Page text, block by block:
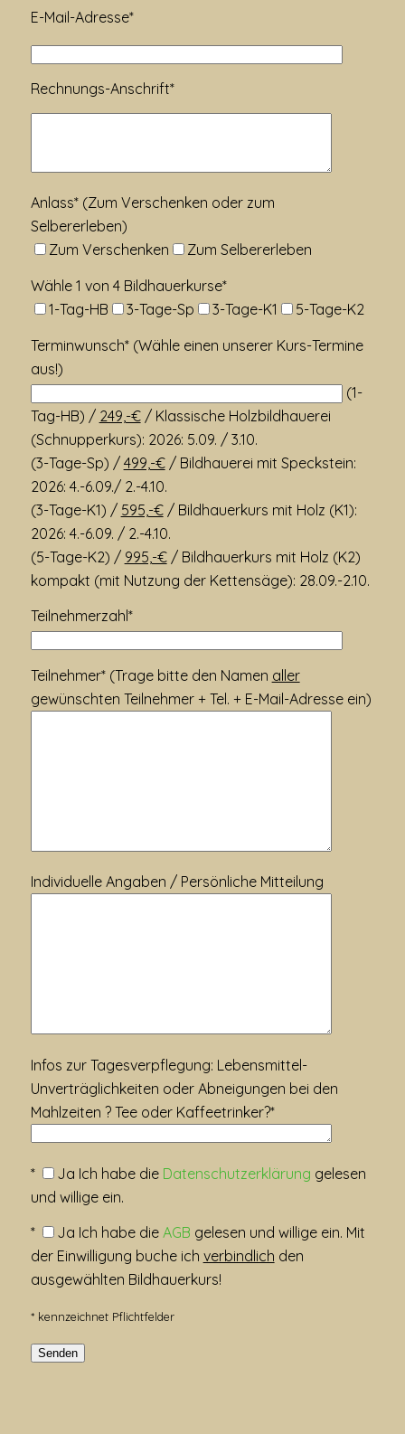
E-Mail-Adresse*
Rechnungs-Anschrift*
Anlass* (Zum Verschenken oder zum
Selbererleben)
Zum Verschenken
Zum Selbererleben
Wähle 1 von 4 Bildhauerkurse*
1-Tag-HB
3-Tage-Sp 3-Tage-K1
5-Tage-K2
Terminwunsch* (Wähle einen unserer Kurs-Termine
aus!)
(1-
Tag-HB) / 249,-€/ Klassische Holzbildhauerei
(Schnupperkurs): 2026: 5.09. / 3.10.
(3-Tage-Sp) / 499,-€/ Bildhauerei mit Speckstein:
2026: 4.-6.09./ 2.-4.10.
(3-Tage-K1) / 595,-€/ Bildhauerkurs mit Holz (K1):
2026: 4.-6.09. / 2.-4.10.
(5-Tage-K2) / 995,-€/ Bildhauerkurs mit Holz (K2)
kompakt (mit Nutzung der Kettensäge): 28.09.-2.10.
Teilnehmerzahl*
Teilnehmer* (Trage bitte den Namen aller
gewünschten Teilnehmer + Tel. + E-Mail-Adresse ein)
Individuelle Angaben / Persönliche Mitteilung
Infos zur Tagesverpflegung: Lebensmittel-
Unverträglichkeiten oder Abneigungen bei den
Mahlzeiten ? Tee oder Kaffeetrinker?*
* Ja Ich habe die Datenschutzerklärung gelesen
und willige ein.
*
Ja Ich habe die AGB gelesen und willige ein. Mit
der Einwilligung buche ich verbindlich den
ausgewählten Bildhauerkurs!
* kennzeichnet Pflichtfelder